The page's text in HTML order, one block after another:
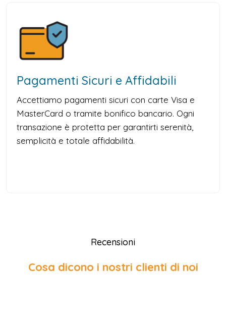
Pagamenti Sicuri e Affidabili
Accettiamo pagamenti sicuri con carte Visa e
MasterCard o tramite bonifico bancario. Ogni
transazione è protetta per garantirti serenità,
semplicità e totale affidabilità.
Recensioni
Cosa dicono i nostri clienti di noi